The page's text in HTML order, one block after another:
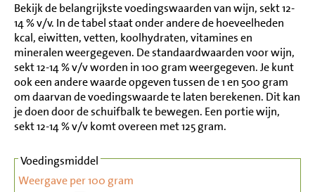
Bekijk de belangrijkste voedingswaarden van wijn, sekt 12-
14 % v/v. In de tabel staat onder andere de hoeveelheden
kcal, eiwitten, vetten, koolhydraten, vitamines en
mineralen weergegeven. De standaardwaarden voor wijn,
sekt 12-14 % v/v worden in 100 gram weergegeven. Je kunt
ook een andere waarde opgeven tussen de 1 en 500 gram
om daarvan de voedingswaarde te laten berekenen. Dit kan
je doen door de schuifbalk te bewegen. Een portie wijn,
sekt 12-14 % v/v komt overeen met 125 gram.
Voedingsmiddel
Weergave per 100 gram